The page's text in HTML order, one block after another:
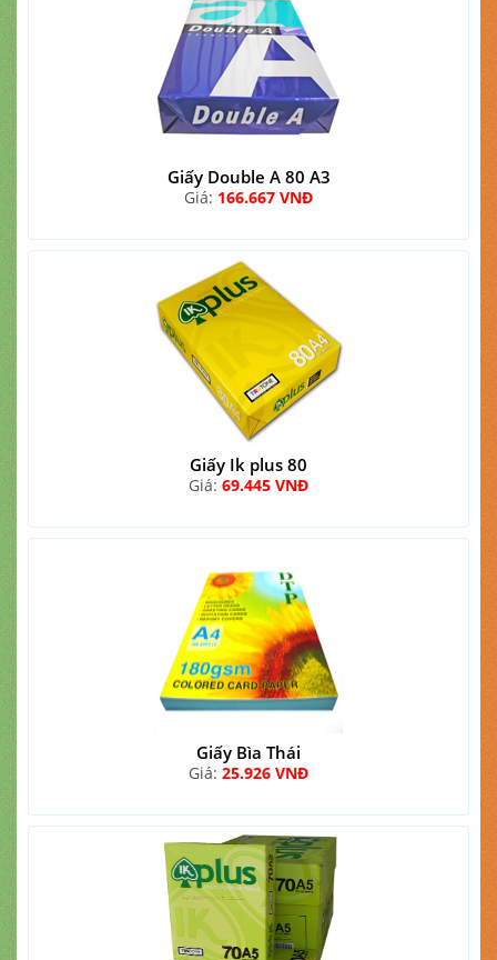
Giấy Double A 80 A3
Giá: 166.667 VNĐ
Giấy Ik plus 80
Giá: 69.445 VNĐ
Giấy Bìa Thái
Giá: 25.926 VNĐ